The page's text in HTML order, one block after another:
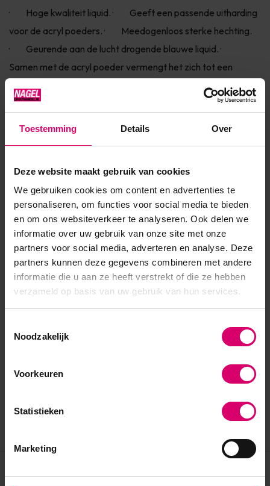
Toestemming Details Over
Deze website maakt gebruik van cookies
We gebruiken cookies om content en advertenties te
personaliseren, om functies voor social media te bieden
en om ons websiteverkeer te analyseren. Ook delen we
informatie over uw gebruik van onze site met onze
partners voor social media, adverteren en analyse. Deze
partners kunnen deze gegevens combineren met andere
informatie die u aan ze heeft verstrekt of die ze hebben
verzameld op basis van uw gebruik van hun services.
Noodzakelijk
Voorkeuren
Statistieken
Marketing
· Hoge kwaliteit liquid. · Geeft een passende uitharding
voor de acryl poeders. · Meedogenloos sterke hechting.
· Geurende aan de lucht drogende blauwe liquid. ·
Samen met de acryl poeder vermengt het zich tot een
Toon meer
Product specificaties
SKU 568657
Eerder bekeken